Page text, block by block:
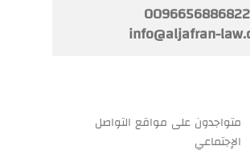
info@aljafran-
متواجدون على مواقع التواصل
الإجتماعي